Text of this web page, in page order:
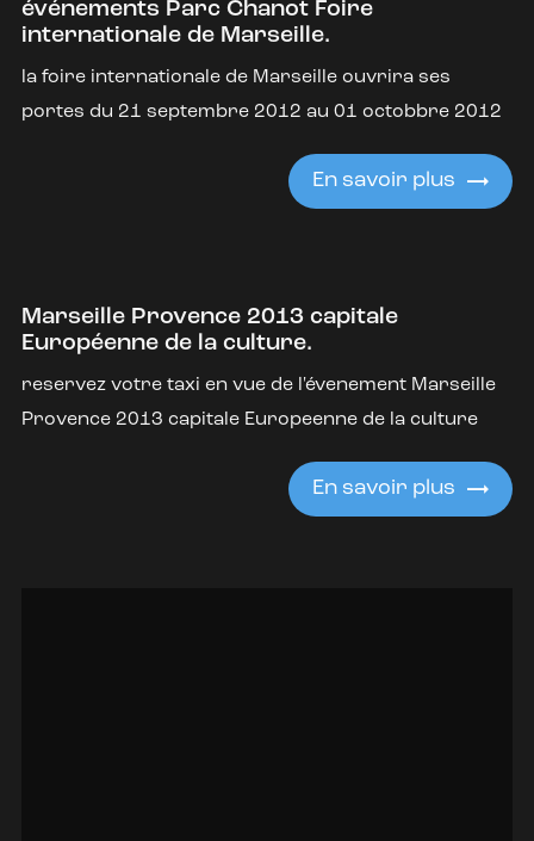
événements Parc Chanot Foire
internationale de Marseille.
la foire internationale de Marseille ouvrira ses
portes du 21 septembre 2012 au 01 octobbre 2012
En savoir plus
Marseille Provence 2013 capitale
Européenne de la culture.
reservez votre taxi en vue de l'évenement Marseille
Provence 2013 capitale Europeenne de la culture
En savoir plus